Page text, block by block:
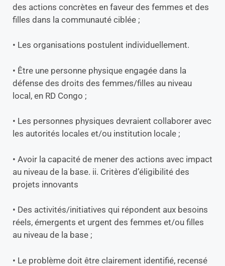
des actions concrètes en faveur des femmes et des
filles dans la communauté ciblée ;
• Les organisations postulent individuellement.
• Être une personne physique engagée dans la
défense des droits des femmes/filles au niveau
local, en RD Congo ;
• Les personnes physiques devraient collaborer avec
les autorités locales et/ou institution locale ;
• Avoir la capacité de mener des actions avec impact
au niveau de la base. ii. Critères d’éligibilité des
projets innovants
• Des activités/initiatives qui répondent aux besoins
réels, émergents et urgent des femmes et/ou filles
au niveau de la base ;
• Le problème doit être clairement identifié, recensé